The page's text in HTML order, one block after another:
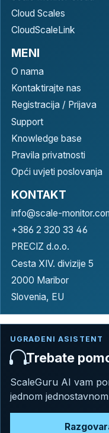
Cloud Scales
CloudScaleLink
MENI
O nama
Kontaktirajte nas
Registracija / Prijava
Support
Knowledge base
Pravila privatnosti
Opći uvjeti poslovanja
KONTAKT
info@scale-
+386 2 320 33 46
PRECIZ d.o.o.
Cesta XIV. divizije 5
2000 Maribor
Slovenia, EU
UGRAĐENI ASISTENT
Trebate
ScaleGuru AI vam
jednom